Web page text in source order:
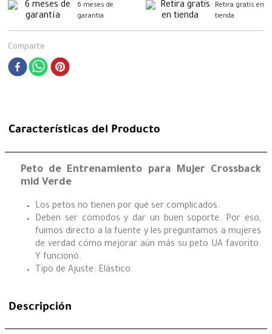
6 meses de
garantía
Retira gratis en
tienda
Comparte
Características del Producto
Peto de Entrenamiento para Mujer Crossback
mid Verde
Los petos no tienen por qué ser complicados.
Deben ser cómodos y dar un buen soporte. Por eso,
fuimos directo a la fuente y les preguntamos a mujeres
de verdad cómo mejorar aún más su peto UA favorito.
Y funcionó.
Tipo de Ajuste: Elástico
Descripción